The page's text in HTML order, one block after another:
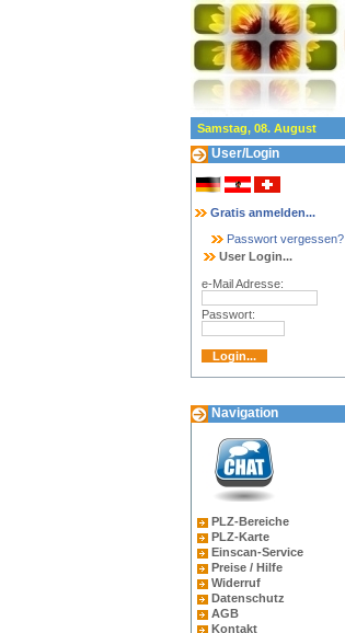
Samstag, 08. August
User/Login
Gratis anmelden...
Passwort vergessen?
User Login...
e-Mail Adresse:
Passwort:
Navigation
PLZ-Bereiche
PLZ-Karte
Einscan-Service
Preise / Hilfe
Widerruf
Datenschutz
AGB
Kontakt